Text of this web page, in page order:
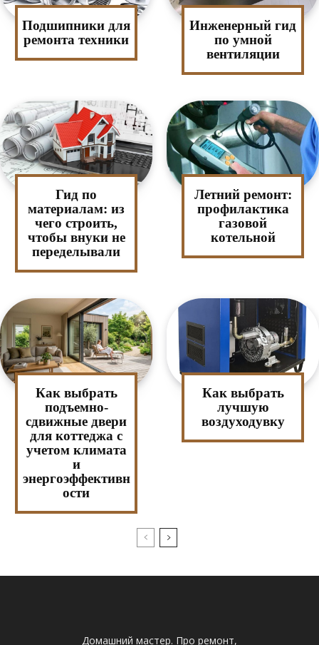
Подшипники для
ремонта техники
Инженерный гид
по умной
вентиляции
Гид по
материалам: из
чего строить,
чтобы внуки не
переделывали
Летний ремонт:
профилактика
газовой
котельной
Как выбрать
подъемно-
сдвижные двери
для коттеджа с
учетом климата
и
энергоэффективн
ости
Как выбрать
лучшую
воздуходувку
Домашний мастер. Про ремонт,